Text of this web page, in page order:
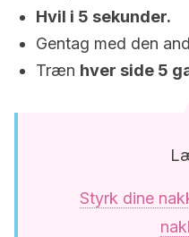
Hvil i 5 sekunder.
Gentag med den
Træn hver side 5
Styrk dine